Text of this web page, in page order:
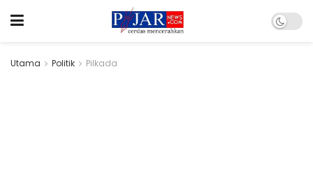
Utama Politik Pilkada